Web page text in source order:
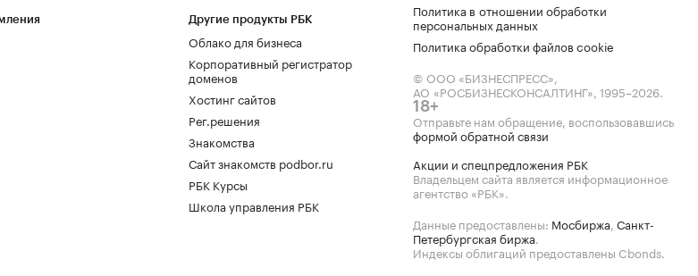
Другие продукты РБК
Облако для бизнеса
Корпоративный регистратор
доменов
Хостинг сайтов
Рег.решения
Знакомства
Сайт знакомств podbor.ru
РБК Курсы
Школа управления РБК
Политика в отношении обработки
персональных данных
Политика обработки файлов cookie
© ООО «БИЗНЕСПРЕСС»,
АО «РОСБИЗНЕСКОНСАЛТИНГ», 1995–2026.
18+
Отправьте нам обращение, воспользовавшись
формой обратной связи
Акции и спецпредложения РБК
Владельцем сайта является информационное
агентство «РБК».
Данные предоставлены: Мосбиржа, Санкт-
Петербургская биржа.
Индексы облигаций предоставлены Cbonds.